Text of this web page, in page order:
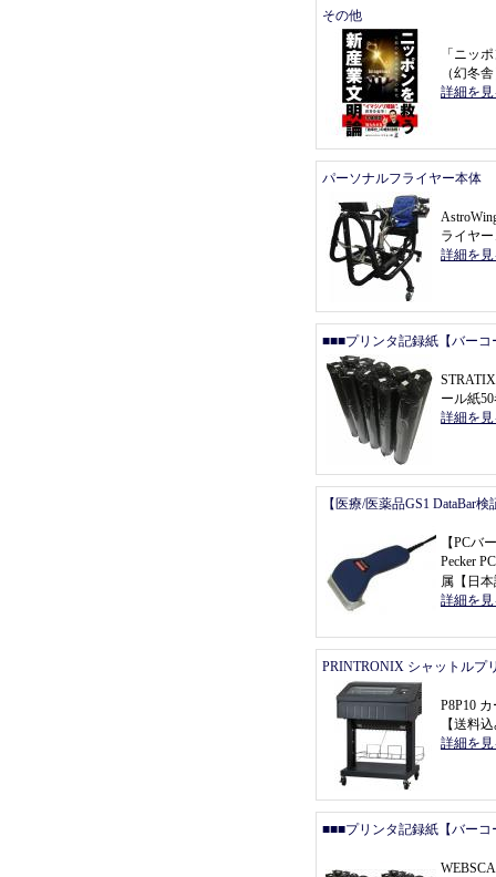
その他
「 ニッ
（幻冬舎
詳細を
パーソナルフライヤー本体
ライヤ
詳細を
■■■プリンタ記録紙【バー
ール紙
詳細を
【医療/医薬品GS1 DataBar
【PCバ
Pecker
属 【 日
詳細を
PRINTRONIX シャットルプ
P8P10
【送料
詳細を
■■■プリンタ記録紙【バー